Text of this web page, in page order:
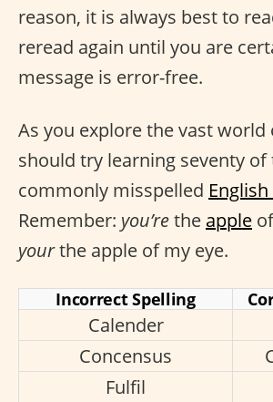
reason, it is always best to
reread again until you are
message is error-free.
As you explore the vast world
should try learning seventy
commonly misspelled
Remember: you’rethe apple
yourthe apple of my eye.
Incorrect Spelling
Calender
Concensus
Fulfil